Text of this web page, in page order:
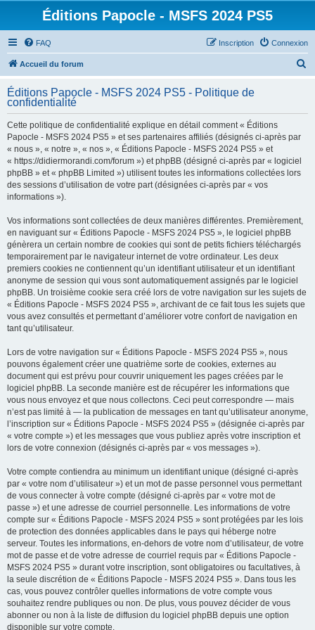
Éditions Papocle - MSFS 2024 PS5
FAQ Connexion
Inscription
Accueil du forum
h
Éditions Papocle - MSFS 2024 PS5 - Politique de
confidentialité
Cette politique de confidentialité explique en détail comment « Éditions
Papocle - MSFS 2024 PS5 » et ses partenaires affiliés (désignés ci-après par
« nous », « notre », « nos », « Éditions Papocle - MSFS 2024 PS5 » et
« https://didiermorandi.com/forum ») et phpBB (désigné ci-après par « logiciel
phpBB » et « phpBB Limited ») utilisent toutes les informations collectées lors
des sessions d’utilisation de votre part (désignées ci-après par « vos
informations »).
Vos informations sont collectées de deux manières différentes. Premièrement,
en naviguant sur « Éditions Papocle - MSFS 2024 PS5 », le logiciel phpBB
génèrera un certain nombre de cookies qui sont de petits fichiers téléchargés
temporairement par le navigateur internet de votre ordinateur. Les deux
premiers cookies ne contiennent qu’un identifiant utilisateur et un identifiant
anonyme de session qui vous sont automatiquement assignés par le logiciel
phpBB. Un troisième cookie sera créé lors de votre navigation sur les sujets de
« Éditions Papocle - MSFS 2024 PS5 », archivant de ce fait tous les sujets que
vous avez consultés et permettant d’améliorer votre confort de navigation en
tant qu’utilisateur.
Lors de votre navigation sur « Éditions Papocle - MSFS 2024 PS5 », nous
pouvons également créer une quatrième sorte de cookies, externes au
document qui est prévu pour couvrir uniquement les pages créées par le
logiciel phpBB. La seconde manière est de récupérer les informations que
vous nous envoyez et que nous collectons. Ceci peut correspondre — mais
n’est pas limité à — la publication de messages en tant qu’utilisateur anonyme,
l’inscription sur « Éditions Papocle - MSFS 2024 PS5 » (désignée ci-après par
« votre compte ») et les messages que vous publiez après votre inscription et
lors de votre connexion (désignés ci-après par « vos messages »).
Votre compte contiendra au minimum un identifiant unique (désigné ci-après
par « votre nom d’utilisateur ») et un mot de passe personnel vous permettant
de vous connecter à votre compte (désigné ci-après par « votre mot de
passe ») et une adresse de courriel personnelle. Les informations de votre
compte sur « Éditions Papocle - MSFS 2024 PS5 » sont protégées par les lois
de protection des données applicables dans le pays qui héberge notre
serveur. Toutes les informations, en-dehors de votre nom d’utilisateur, de votre
mot de passe et de votre adresse de courriel requis par « Éditions Papocle -
MSFS 2024 PS5 » durant votre inscription, sont obligatoires ou facultatives, à
la seule discrétion de « Éditions Papocle - MSFS 2024 PS5 ». Dans tous les
cas, vous pouvez contrôler quelles informations de votre compte vous
souhaitez rendre publiques ou non. De plus, vous pouvez décider de vous
abonner ou non à la liste de diffusion du logiciel phpBB depuis une option
disponible sur votre compte.